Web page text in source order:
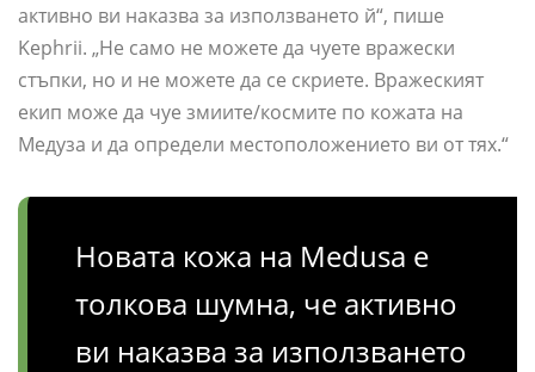
активно ви наказва за използването й“, пише
Kephrii. „Не само не можете да чуете вражески
стъпки, но и не можете да се скриете. Вражеският
екип може да чуе змиите/космите по кожата на
Медуза и да определи местоположението ви от тях.“
Новата кожа на Medusa е
толкова шумна, че активно
ви наказва за използването